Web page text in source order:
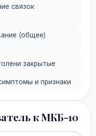
связок
(общее)
закрытые
и признаки
к МКБ-10